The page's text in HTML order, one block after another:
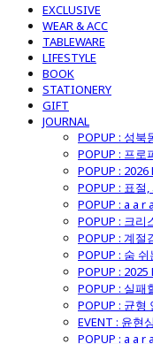
EXCLUSIVE
WEAR & ACC
TABLEWARE
LIFESTYLE
BOOK
STATIONERY
GIFT
JOURNAL
POPUP : 성북
POPUP : 프로
POPUP : 2026
POPUP : 표절
POPUP : a a r
POPUP : 크리
POPUP : 계절
POPUP : 숨 쉬
POPUP : 2025
POPUP : 실패
POPUP : 균형
EVENT : 윤현
POPUP : a a r